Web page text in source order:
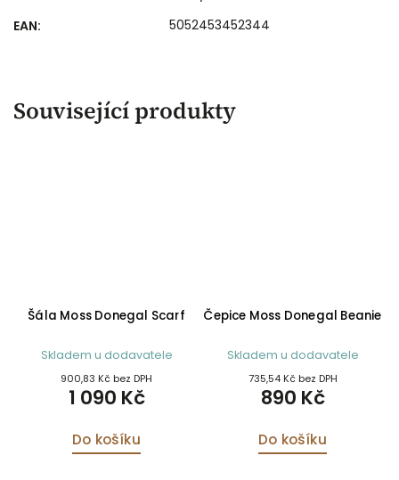
EAN: 5052453452344
Související produkty
Šála Moss Donegal Scarf
Skladem u dodavatele
900,83 Kč bez DPH
1 090 Kč
Do košíku
Čepice Moss Donegal Beanie
Skladem u dodavatele
735,54 Kč bez DPH
890 Kč
Do košíku